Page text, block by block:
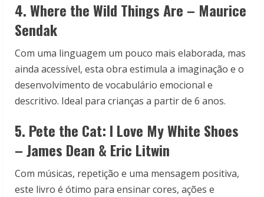
4. Where the Wild Things Are – Maurice
Sendak
Com uma linguagem um pouco mais elaborada, mas
ainda acessível, esta obra estimula a imaginação e o
desenvolvimento de vocabulário emocional e
descritivo. Ideal para crianças a partir de 6 anos.
5. Pete the Cat: I Love My White Shoes
– James Dean & Eric Litwin
Com músicas, repetição e uma mensagem positiva,
este livro é ótimo para ensinar cores, ações e